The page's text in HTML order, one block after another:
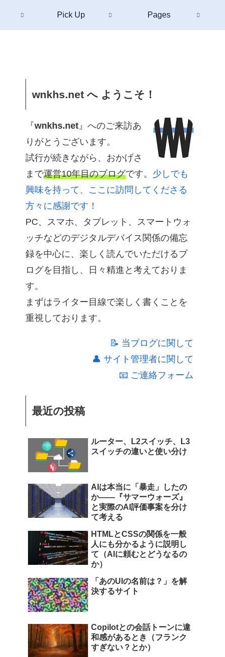
Pick Up Pages
wnkhs.net へ ようこそ！
『wnkhs.net 』へのご来訪あ
りがとうございます。
試行が続きながら、おかげさ
まで運営10年目のブログです。 少しでも
興味を持って、ここに訪問してくださる
方々に感謝です！
PC、スマホ、タブレット、スマートウォ
ッチなどのデジタルデバイス関係の備忘
録を中心に、楽しく読んでいただけるブ
ログを目指し、日々精進と考えておりま
す。
まずはライター目線で楽しく書くことを
重視しております。
📝 当ブログに関して
👤 サイト管理者に関して
📧 ご連絡フォーム
最近の投稿
ルーター、L2スイッチ、L3
スイッチの違いと使い分け
AIは本当に「暴走」したの
か――『サマーウォーズ』
と実際のAI評価事案を分け
て考える
HTMLとCSSの関係を一般
人にも分かるように説明し
て（AIに頼むとどうなるの
か）
「あのUIの名前は？」を解
決するサイト
Copilotとの会話トーンに違
和感があるとき（フランク
すぎない？とか）